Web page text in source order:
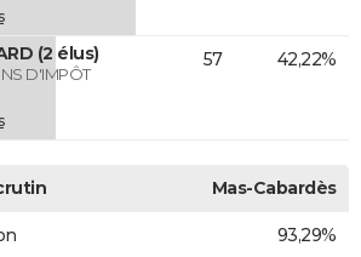
(2 élus)
D'IMPÔT
57 42,22%
Mas-Cabardès
93,29%